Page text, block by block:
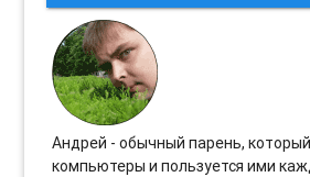
Андрей - обычный парень,
компьютеры и пользуется ими